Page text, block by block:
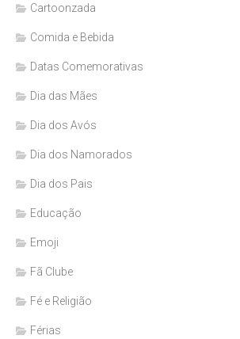
Cartoonzada
Comida e Bebida
Datas Comemorativas
Dia das Mães
Dia dos Avós
Dia dos Namorados
Dia dos Pais
Educação
Emoji
Fã Clube
Fé e Religião
Férias